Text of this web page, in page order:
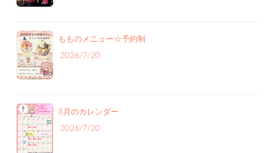
もものメニュー‪☆予約制
2026/7/20
8月のカレンダー
2026/7/20